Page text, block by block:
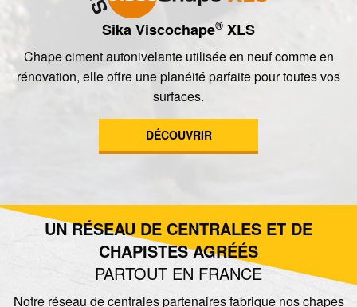
Sika Viscochape® XLS
Chape ciment autonivelante utilisée en neuf comme en
rénovation, elle offre une planéité parfaite pour toutes vos
surfaces.
DÉCOUVRIR
UN RÉSEAU DE CENTRALES ET DE
CHAPISTES AGRÉÉS
PARTOUT EN FRANCE
Notre réseau de centrales partenaires fabrique nos chapes